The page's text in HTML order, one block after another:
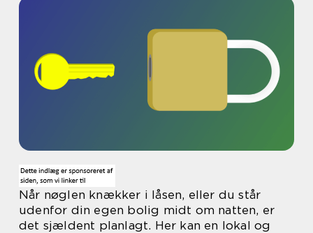
Når nøglen knækker i låsen, eller du står
udenfor din egen bolig midt om natten, er
det sjældent planlagt. Her kan en lokal og